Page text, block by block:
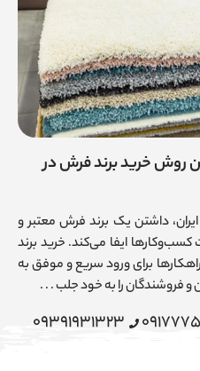
روش خرید برند فرش در
داشتن یک برند فرش معتبر و
ایفا می‌کند. خرید برند
برای ورود سریع و موفق به
و فروشندگان را به خود جلب . . .
09391931323